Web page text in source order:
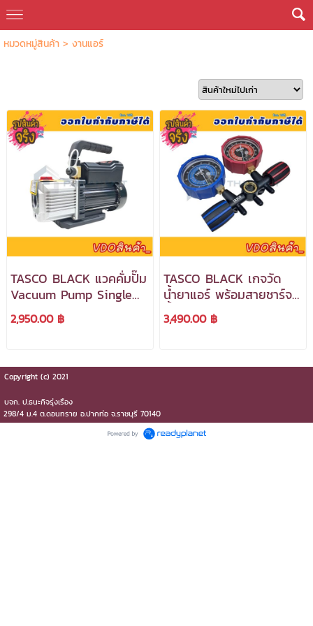
หมวดหมู่สินค้า> งานแอร์
TASCO BLACK แวคคั่มปั๊ม
Vacuum Pump Single
Stage 1.4 CFM รุ่น
TB41BS ***สามารถออกใบ
2,950.00 ฿
TASCO BLACK เกจวัด
น้ำยาแอร์ พร้อมสายชาร์จ
น้ำยา TB140SM II
***สามารถออกใบกำกับ
3,490.00 ฿
Copyright (c) 2021
บจก.​ ป.ธนะกิจรุ่งเรือง
298/4 ม.4 ต.ดอนทราย​ อ.ปากท่อ​ จ.ราชบุรี​ 70140